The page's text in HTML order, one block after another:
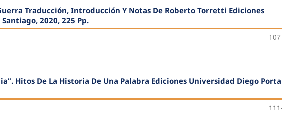
Traducción, Introducción Y Notas De Roberto Torretti Ediciones
2020, 225 Pp.
Hitos De La Historia De Una Palabra Ediciones Universidad Diego